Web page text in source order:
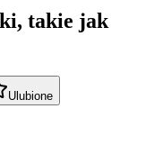
takie jak
Ulubione